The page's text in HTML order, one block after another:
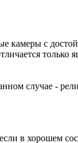
камеры с
только
случае -
в хорошем